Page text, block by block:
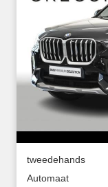
tweedehands
Automaat